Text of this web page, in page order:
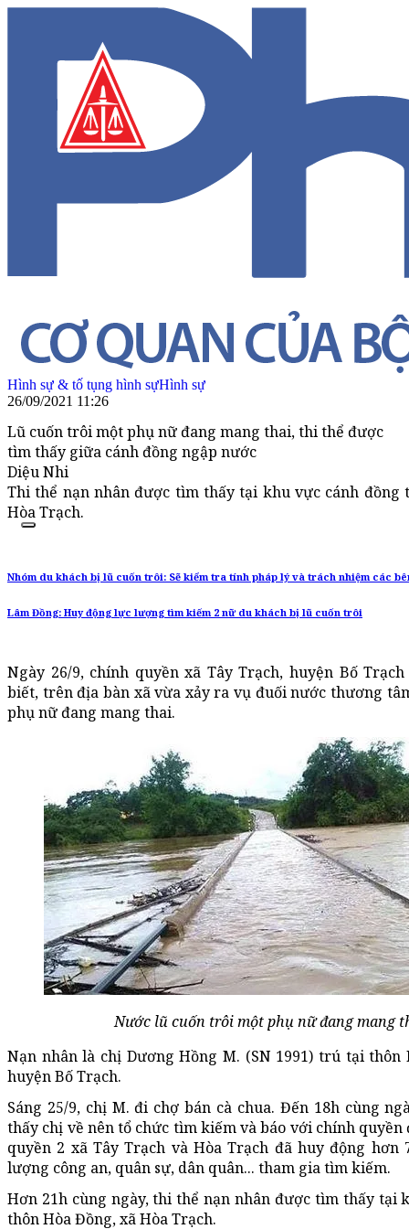
Hình sự & tố tụng hình sựHình sự
26/09/2021 11:26
Lũ cuốn trôi một phụ nữ đang mang thai, thi thể được
tìm thấy giữa cánh đồng ngập nước
Diệu Nhi
Thi thể nạn nhân được tìm thấy tại khu vực cánh đồng
Hòa Trạch.
Nhóm du khách bị lũ cuốn trôi: Sẽ kiểm tra tính pháp lý và trách nhiệm các
Lâm Đồng: Huy động lực lượng tìm kiếm 2 nữ du khách bị lũ cuốn trôi
Ngày 26/9, chính quyền xã Tây Trạch, huyện Bố
biết, trên địa bàn xã vừa xảy ra vụ đuối nước thương
phụ nữ đang mang thai.
Nước lũ cuốn trôi một phụ nữ đang mang
Nạn nhân là chị Dương Hồng M. (SN 1991) trú tại thôn
huyện Bố Trạch.
Sáng 25/9, chị M. đi chợ bán cà chua. Đến 18h cùng
thấy chị về nên tổ chức tìm kiếm và báo với chính
quyền 2 xã Tây Trạch và Hòa Trạch đã huy động hơn
lượng công an, quân sự, dân quân... tham gia tìm kiếm.
Hơn 21h cùng ngày, thi thể nạn nhân được tìm thấy tại
thôn Hòa Đồng, xã Hòa Trạch.